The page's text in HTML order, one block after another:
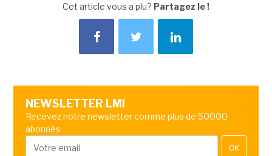
Cet article vous a plu? Partagez le !
NEWSLETTER LMI
Recevez notre newsletter comme plus de 50000
abonnés
OK